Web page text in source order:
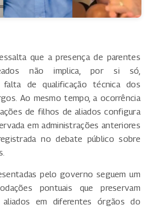
que a presença de parentes
não implica, por si só,
falta de qualificação técnica dos
Ao mesmo tempo, a ocorrência
de filhos de aliados configura
em administrações anteriores
no debate público sobre
pelo governo seguem um
pontuais que preservam
em diferentes órgãos do